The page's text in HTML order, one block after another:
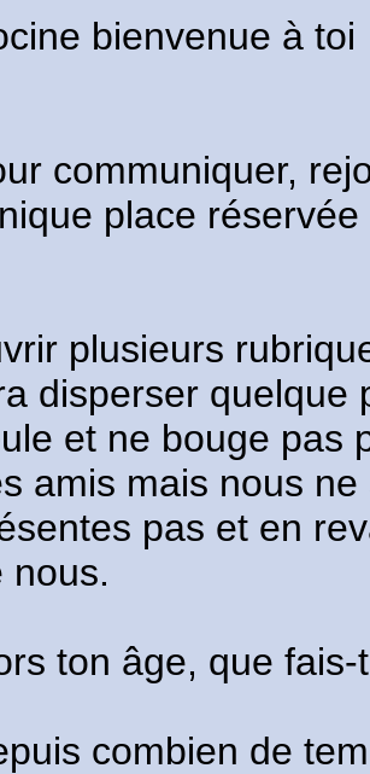
bienvenue à toi
communiquer,
place
plusieurs
disperser quelque
et ne bouge pas
amis mais nous
pas et en
nous.
ton âge, que
combien de